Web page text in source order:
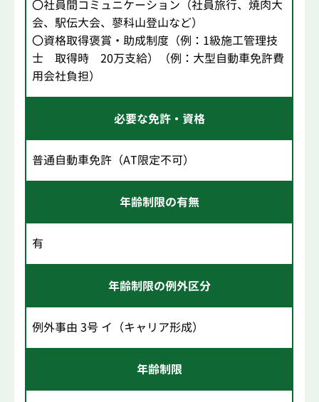
〇社員間コミュニケーション（社員旅行、焼肉大
会、駅伝大会、蓼科山登山など）
〇資格取得褒賞・助成制度（例：1級施工管理技
士 取得時 20万支給）（例：大型自動車免許費
用会社負担）
必要な免許・資格
普通自動車免許（AT限定不可）
年齢制限の有無
有
年齢制限の例外区分
例外事由 3号 イ（キャリア形成）
年齢制限